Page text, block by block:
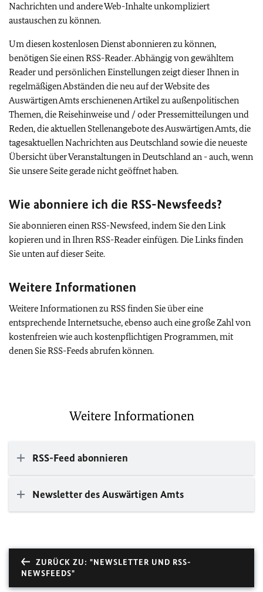
Nachrichten und andere Web-Inhalte unkompliziert
austauschen zu können.
Um diesen kostenlosen Dienst abonnieren zu können,
benötigen Sie einen RSS-Reader. Abhängig von gewähltem
Readerund persönlichen Einstellungen zeigt dieser Ihnen in
regelmäßigen Abständen die neu auf der Website des
Auswärtigen Amts erschienenen Artikel zu außenpolitischen
Themen, die Reisehinweise und / oder Pressemitteilungen und
Reden, die aktuellen Stellenangebote des Auswärtigen Amts, die
tagesaktuellen Nachrichten aus Deutschland sowie die neueste
Übersicht über Veranstaltungen in Deutschland an - auch, wenn
Sie unsere Seite gerade nicht geöffnet haben.
Wie abonniere ich die RSS-Newsfeeds?
Sie abonnieren einen RSS-Newsfeed, indem Sie den Link
kopieren und in Ihren RSS-Reader einfügen. Die Links finden
Sie unten auf dieser Seite.
Weitere Informationen
Weitere Informationen zu RSS finden Sie über eine
entsprechende Internetsuche, ebenso auch eine große Zahl von
kostenfreien wie auch kostenpflichtigen Programmen, mit
denen Sie RSS-Feeds abrufen können.
Weitere Informationen
RSS-Feed abonnieren
Newsletter des Auswärtigen Amts
ZURÜCK ZU: "NEWSLETTER UND RSS-
NEWSFEEDS"